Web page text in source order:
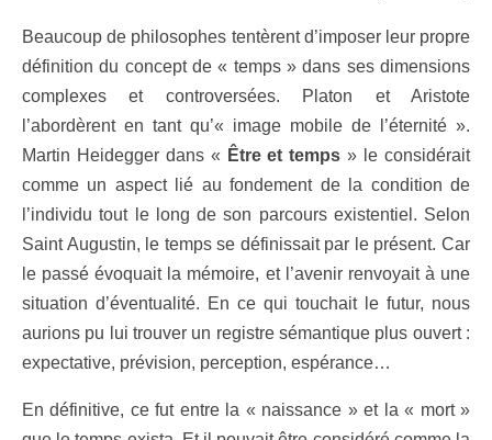
Beaucoup de philosophes tentèrent d’imposer leur propre
définition du concept de « temps » dans ses dimensions
complexes et controversées. Platon et Aristote
l’abordèrent en tant qu’« image mobile de l’éternité ».
Martin Heidegger dans « Être et temps » le considérait
comme un aspect lié au fondement de la condition de
l’individu tout le long de son parcours existentiel. Selon
Saint Augustin, le temps se définissait par le présent. Car
le passé évoquait la mémoire, et l’avenir renvoyait à une
situation d’éventualité. En ce qui touchait le futur, nous
aurions pu lui trouver un registre sémantique plus ouvert :
expectative, prévision, perception, espérance…
En définitive, ce fut entre la « naissance » et la « mort »